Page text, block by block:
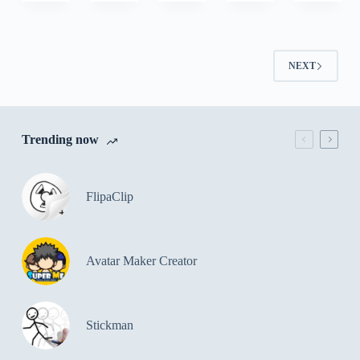
NEXT
Trending now
FlipaClip
Avatar Maker Creator
Stickman